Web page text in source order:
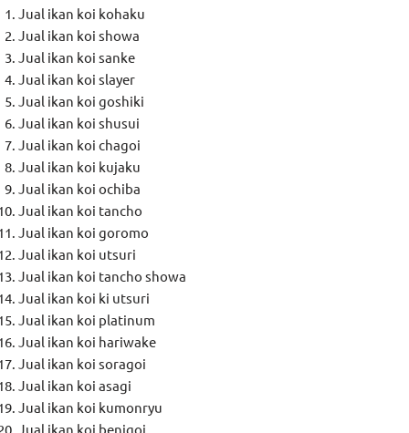
Jual ikan koi kohaku
Jual ikan koi showa
Jual ikan koi sanke
Jual ikan koi slayer
Jual ikan koi goshiki
Jual ikan koi shusui
Jual ikan koi chagoi
Jual ikan koi kujaku
Jual ikan koi ochiba
Jual ikan koi tancho
Jual ikan koi goromo
Jual ikan koi utsuri
Jual ikan koi tancho showa
Jual ikan koi ki utsuri
Jual ikan koi platinum
Jual ikan koi hariwake
Jual ikan koi soragoi
Jual ikan koi asagi
Jual ikan koi kumonryu
Jual ikan koi benigoi